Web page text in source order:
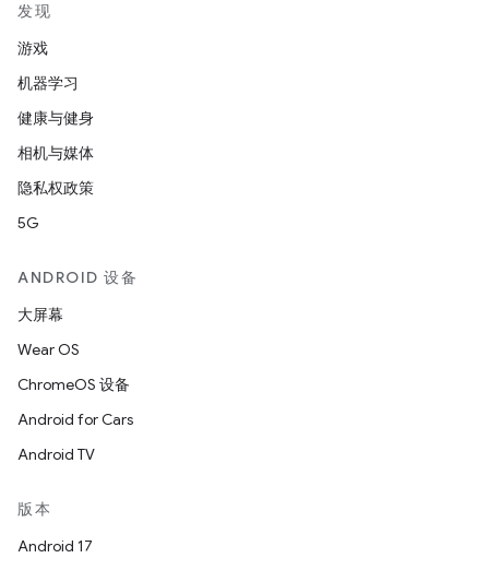
发现
游戏
机器学习
健康与健身
相机与媒体
隐私权政策
5G
ANDROID 设备
大屏幕
Wear OS
ChromeOS 设备
Android for Cars
Android TV
版本
Android 17